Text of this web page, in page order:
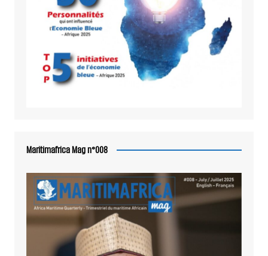
Maritimafrica Mag n°008